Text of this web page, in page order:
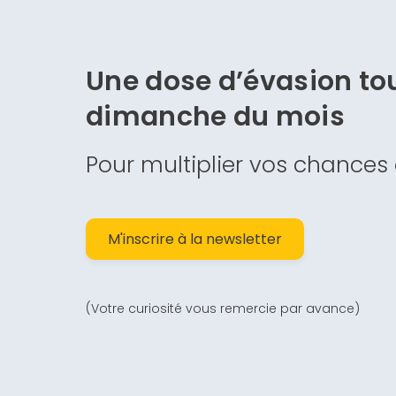
Une dose d’évasion
dimanche du mois
Pour multiplier vos chances
M'inscrire à la newsletter
(Votre curiosité vous remercie par avance)